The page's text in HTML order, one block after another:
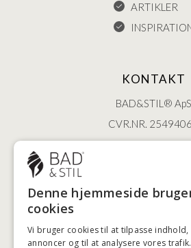
ARTIKLER
KONTAKT
BAD&STIL® ApS
CVR.NR.
ØSTERBROGADE
2100 KØBENHAVN •
+45 3920 5084
Denne hjemmeside
cookies
Vi bruger cookies til at tilpasse indhold,
annoncer og til at analysere vores